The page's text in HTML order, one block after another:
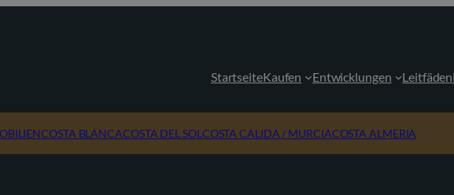
StartseiteKaufen Entwicklungen Leitfäden
COSTA BLANCACOSTA DEL SOL COSTA CALIDA / MURCIACOSTA ALMERIA